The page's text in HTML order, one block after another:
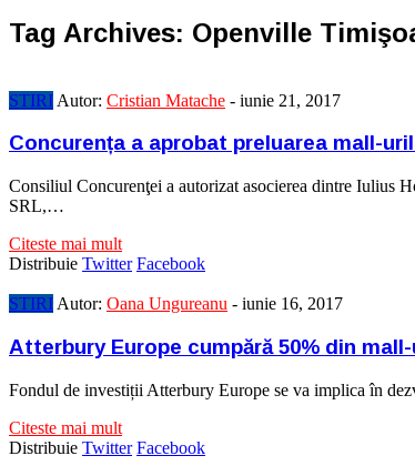
Tag Archives: Openville
STIRI Autor: Cristian Matache - iunie 21, 2017
Concurența a aprobat preluarea mall-
Consiliul Concurenţei a autorizat asocierea dintre Iulius
SRL,…
Citeste mai mult
Distribuie Twitter Facebook
STIRI Autor: Oana Ungureanu - iunie 16, 2017
Atterbury Europe cumpără 50% din
Fondul de investiții Atterbury Europe se va implica în
Citeste mai mult
Distribuie Twitter Facebook